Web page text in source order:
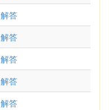
解答
解答
解答
解答
解答